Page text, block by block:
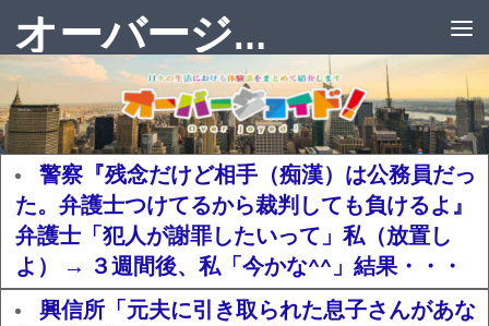
オーバージョイド！
警察『残念だけど相手（痴漢）は公務員だっ
た。弁護士つけてるから裁判しても負けるよ』
弁護士「犯人が謝罪したいって」私（放置し
よ） → ３週間後、私「今かな^^」結果・・・
興信所「元夫に引き取られた息子さんがあな